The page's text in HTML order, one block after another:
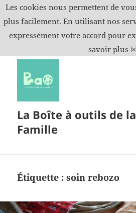
La Boîte à outils de la
Famille
Étiquette :soin rebozo
Les cookies nous permettent de
plus facilement. En utilisant nos
expressément votre accord pour
savoir plus ☒